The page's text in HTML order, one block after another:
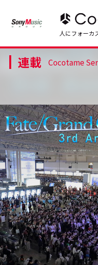
トップ Top
連載一覧 Series
Cocotameとは
#エンタメ
人にフォーカ
連載 Cocotame